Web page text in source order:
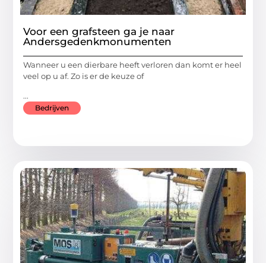
Voor een grafsteen ga je naar
Andersgedenkmonumenten
Wanneer u een dierbare heeft verloren dan komt er heel
veel op u af. Zo is er de keuze of
...
Bedrijven